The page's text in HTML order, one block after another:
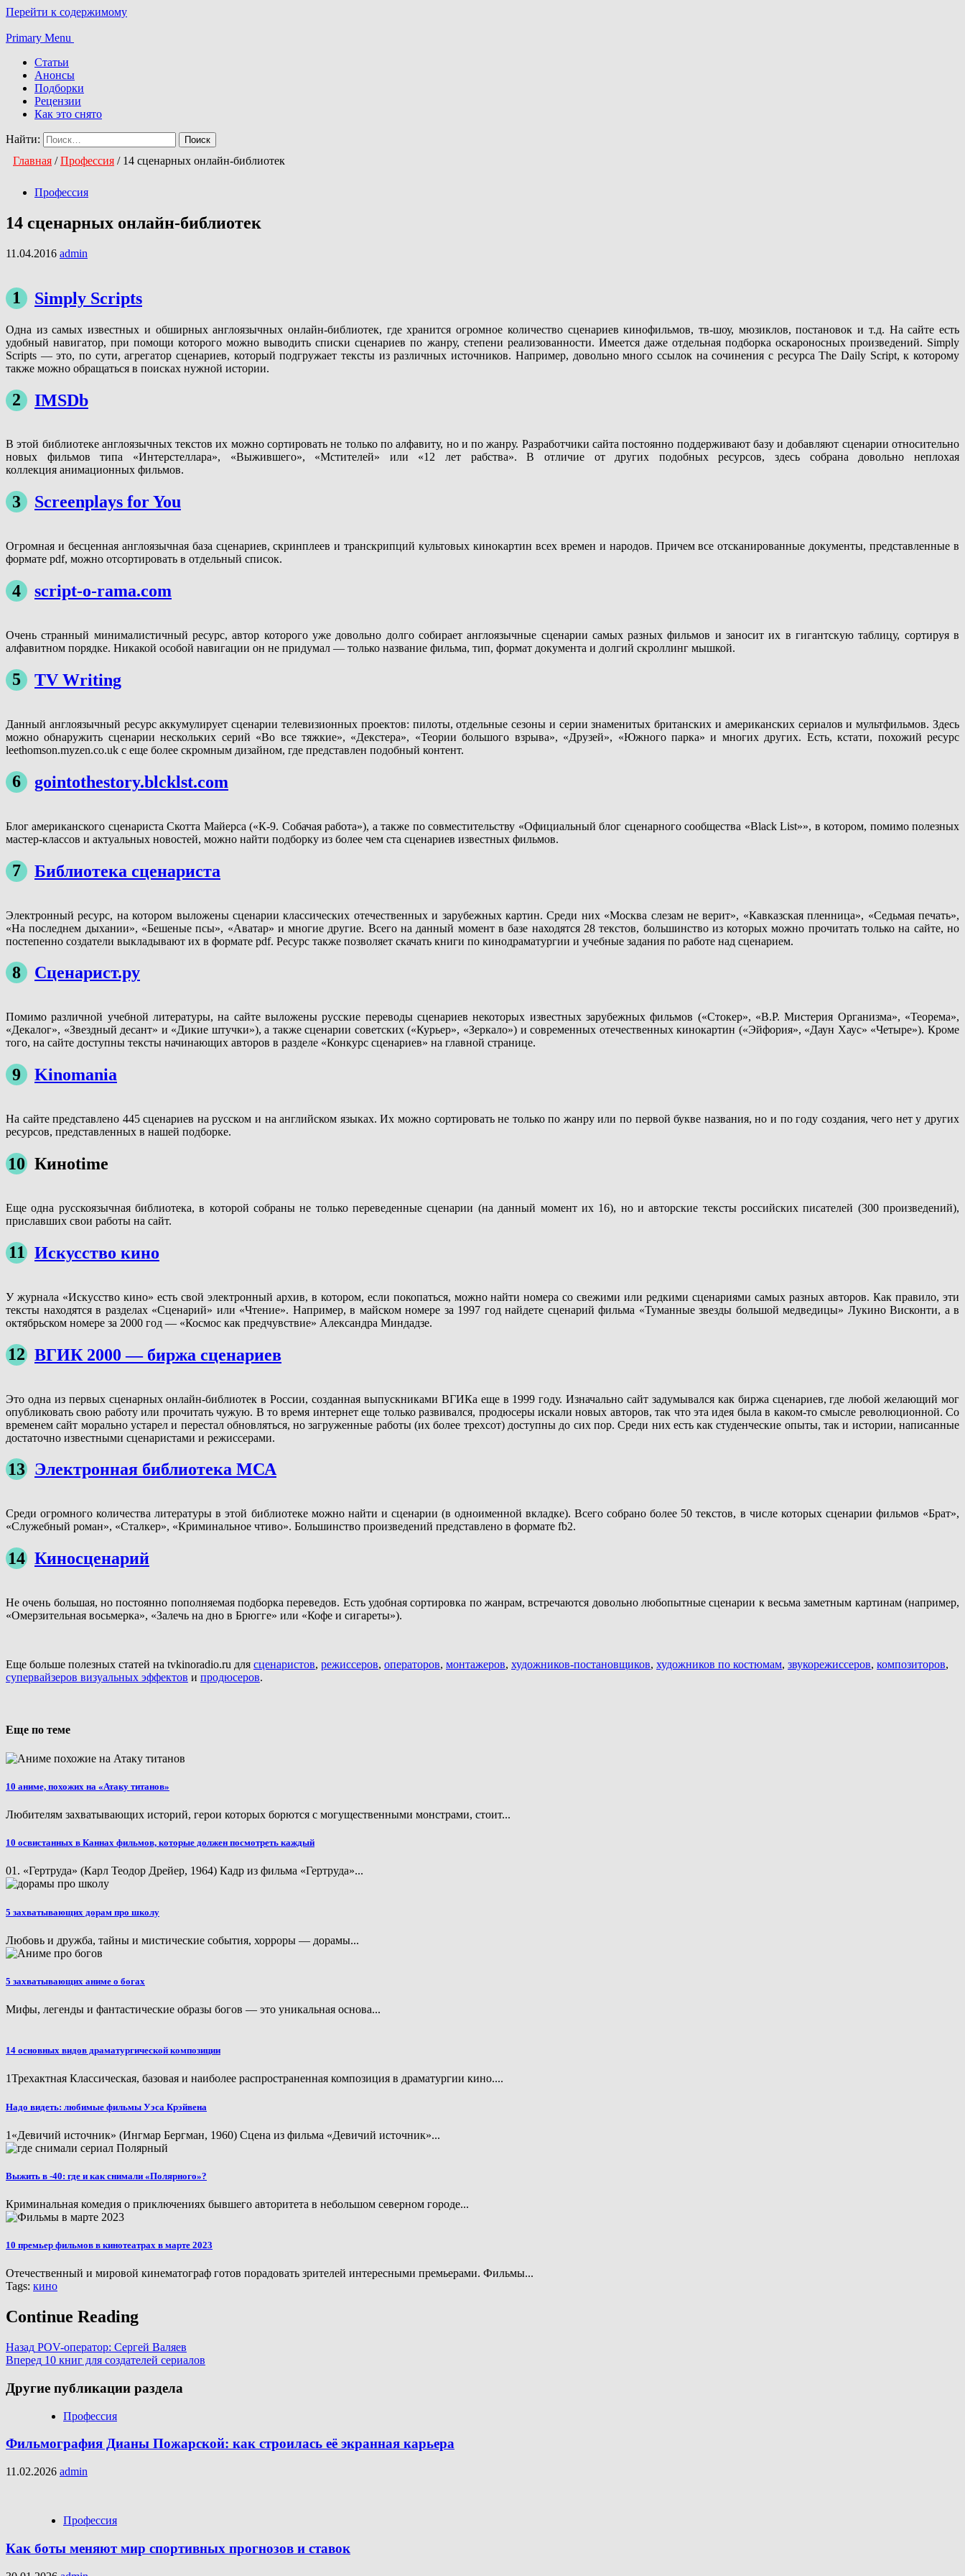
Перейти к содержимому
Primary Menu
Статьи
Анонсы
Подборки
Рецензии
Как это снято
Найти:
Главная /Профессия / 14 сценарных онлайн-библиотек
Профессия
14 сценарных онлайн-библиотек
11.04.2016 admin
1 Simply Scripts
Одна из самых известных и обширных англоязычных онлайн-библиотек, где хранится огромное количество сценариев кинофильмов, тв-шоу, мюзиклов, постановок и т.д. На сайте есть
удобный навигатор, при помощи которого можно выводить списки сценариев по жанру, степени реализованности. Имеется даже отдельная подборка оскароносных произведений. Simply
Scripts — это, по сути, агрегатор сценариев, который подгружает тексты из различных источников. Например, довольно много ссылок на сочинения с ресурса The Daily Script, к которому
также можно обращаться в поисках нужной истории.
2 IMSDb
В этой библиотеке англоязычных текстов их можно сортировать не только по алфавиту, но и по жанру. Разработчики сайта постоянно поддерживают базу и добавляют сценарии относительно
новых фильмов типа «Интерстеллара», «Выжившего», «Мстителей» или «12 лет рабства». В отличие от других подобных ресурсов, здесь собрана довольно неплохая
коллекция анимационных фильмов.
3 Screenplays for You
Огромная и бесценная англоязычная база сценариев, скринплеев и транскрипций культовых кинокартин всех времен и народов. Причем все отсканированные документы, представленные в
формате pdf, можно отсортировать в отдельный список.
4 script-o-rama.com
Очень странный минималистичный ресурс, автор которого уже довольно долго собирает англоязычные сценарии самых разных фильмов и заносит их в гигантскую таблицу, сортируя в
алфавитном порядке. Никакой особой навигации он не придумал — только название фильма, тип, формат документа и долгий скроллинг мышкой.
5 TV Writing
Данный англоязычный ресурс аккумулирует сценарии телевизионных проектов: пилоты, отдельные сезоны и серии знаменитых британских и американских сериалов и мультфильмов. Здесь
можно обнаружить сценарии нескольких серий «Во все тяжкие», «Декстера», «Теории большого взрыва», «Друзей», «Южного парка» и многих других. Есть, кстати, похожий ресурс
leethomson.myzen.co.uk с еще более скромным дизайном, где представлен подобный контент.
6 gointothestory.blcklst.com
Блог американского сценариста Скотта Майерса («К-9. Собачая работа»), а также по совместительству «Официальный блог сценарного сообщества «Black List»», в котором, помимо полезных
мастер-классов и актуальных новостей, можно найти подборку из более чем ста сценариев известных фильмов.
7 Библиотека сценариста
Электронный ресурс, на котором выложены сценарии классических отечественных и зарубежных картин. Среди них «Москва слезам не верит», «Кавказская пленница», «Седьмая печать»,
«На последнем дыхании», «Бешеные псы», «Аватар» и многие другие. Всего на данный момент в базе находятся 28 текстов, большинство из которых можно прочитать только на сайте, но
постепенно создатели выкладывают их в формате pdf. Ресурс также позволяет скачать книги по кинодраматургии и учебные задания по работе над сценарием.
8 Сценарист.ру
Помимо различной учебной литературы, на сайте выложены русские переводы сценариев некоторых известных зарубежных фильмов («Стокер», «В.Р. Мистерия Организма», «Теорема»,
«Декалог», «Звездный десант» и «Дикие штучки»), а также сценарии советских («Курьер», «Зеркало») и современных отечественных кинокартин («Эйфория», «Даун Хаус» «Четыре»). Кроме
того, на сайте доступны тексты начинающих авторов в разделе «Конкурс сценариев» на главной странице.
9 Kinomania
На сайте представлено 445 сценариев на русском и на английском языках. Их можно сортировать не только по жанру или по первой букве названия, но и по году создания, чего нет у других
ресурсов, представленных в нашей подборке.
10 Киноtime
Еще одна русскоязычная библиотека, в которой собраны не только переведенные сценарии (на данный момент их 16), но и авторские тексты российских писателей (300 произведений),
приславших свои работы на сайт.
11 Искусство кино
У журнала «Искусство кино» есть свой электронный архив, в котором, если покопаться, можно найти номера со свежими или редкими сценариями самых разных авторов. Как правило, эти
тексты находятся в разделах «Сценарий» или «Чтение». Например, в майском номере за 1997 год найдете сценарий фильма «Туманные звезды большой медведицы» Лукино Висконти, а в
октябрьском номере за 2000 год — «Космос как предчувствие» Александра Миндадзе.
12 ВГИК 2000 — биржа сценариев
Это одна из первых сценарных онлайн-библиотек в России, созданная выпускниками ВГИКа еще в 1999 году. Изначально сайт задумывался как биржа сценариев, где любой желающий мог
опубликовать свою работу или прочитать чужую. В то время интернет еще только развивался, продюсеры искали новых авторов, так что эта идея была в каком-то смысле революционной. Со
временем сайт морально устарел и перестал обновляться, но загруженные работы (их более трехсот) доступны до сих пор. Среди них есть как студенческие опыты, так и истории, написанные
достаточно известными сценаристами и режиссерами.
13 Электронная библиотека МСА
Среди огромного количества литературы в этой библиотеке можно найти и сценарии (в одноименной вкладке). Всего собрано более 50 текстов, в числе которых сценарии фильмов «Брат»,
«Служебный роман», «Сталкер», «Криминальное чтиво». Большинство произведений представлено в формате fb2.
14 Киносценарий
Не очень большая, но постоянно пополняемая подборка переведов. Есть удобная сортировка по жанрам, встречаются довольно любопытные сценарии к весьма заметным картинам (например,
«Омерзительная восьмерка», «Залечь на дно в Брюгге» или «Кофе и сигареты»).
Еще больше полезных статей на tvkinoradio.ru для сценаристов, режиссеров, операторов, монтажеров, художников-постановщиков, художников по костюмам, звукорежиссеров, композиторов,
супервайзеров визуальных эффектов и продюсеров.
Еще по теме
10 аниме, похожих на «Атаку титанов»
Любителям захватывающих историй, герои которых борются с могущественными монстрами, стоит...
10 освистанных в Каннах фильмов, которые должен посмотреть каждый
01. «Гертруда» (Карл Теодор Дрейер, 1964) Кадр из фильма «Гертруда»...
5 захватывающих дорам про школу
Любовь и дружба, тайны и мистические события, хорроры — дорамы...
5 захватывающих аниме о богах
Мифы, легенды и фантастические образы богов — это уникальная основа...
14 основных видов драматургической композиции
1Трехактная Классическая, базовая и наиболее распространенная композиция в драматургии кино....
Надо видеть: любимые фильмы Уэса Крэйвена
1«Девичий источник» (Ингмар Бергман, 1960) Сцена из фильма «Девичий источник»...
Выжить в -40: где и как снимали «Полярного»?
Криминальная комедия о приключениях бывшего авторитета в небольшом северном городе...
10 премьер фильмов в кинотеатрах в марте 2023
Отечественный и мировой кинематограф готов порадовать зрителей интересными премьерами. Фильмы...
Tags: кино
Continue Reading
Назад POV-оператор: Сергей Валяев
Вперед 10 книг для создателей сериалов
Другие публикации раздела
Профессия
Фильмография Дианы Пожарской: как строилась её экранная карьера
11.02.2026 admin
Профессия
Как боты меняют мир спортивных прогнозов и ставок